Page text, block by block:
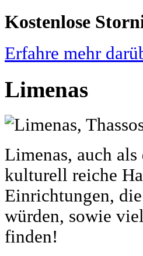
Kostenlose
Erfahre mehr
Limenas
Limenas, auch
kulturell reiche
Einrichtungen,
würden, sowie
finden!